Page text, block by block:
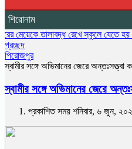
শিরোনাম
তালাবদ্ধ রেখে স্কুলে যেতে হয় মাকে
প্রচ্ছদ
পিরোজপুর
স্বামীর সঙ্গে অভিমানের জেরে অন্তঃসত্ত্বা
স্বামীর সঙ্গে অভিমানের জেরে
প্রকাশিত সময় শনিবার, ৬ জুন,